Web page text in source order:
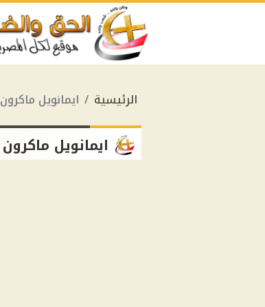
الرئيسية ايمانويل ماكرون
ايمانويل ماكرون